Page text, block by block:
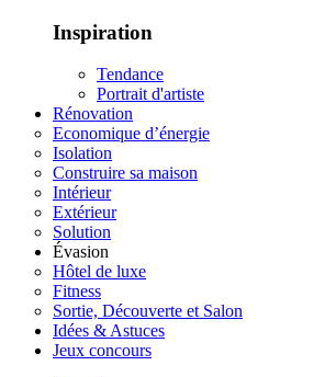
Inspiration
Tendance
Portrait d'artiste
Rénovation
Economique d’énergie
Isolation
Construire sa maison
Intérieur
Extérieur
Solution
Évasion
Hôtel de luxe
Fitness
Sortie, Découverte et Salon
Idées & Astuces
Jeux concours